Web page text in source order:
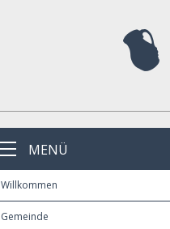
MENÜ
Willkommen
Gemeinde